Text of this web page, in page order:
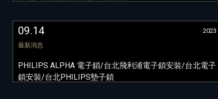
09.14
2023
最新消息
PHILIPS ALPHA 電子鎖/台北飛利浦電子鎖安裝/台北電子
鎖安裝/台北PHILIPS墊子鎖